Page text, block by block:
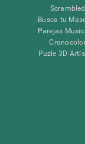
Scrambled
Busca tu
Parejas
Puzle 3D